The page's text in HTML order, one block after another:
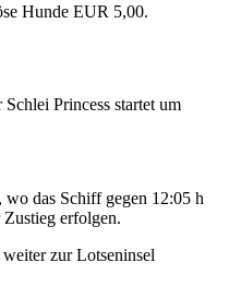
Hunde EUR 5,00.
Princess startet um
das Schiff gegen 12:05 h
erfolgen.
zur Lotseninsel